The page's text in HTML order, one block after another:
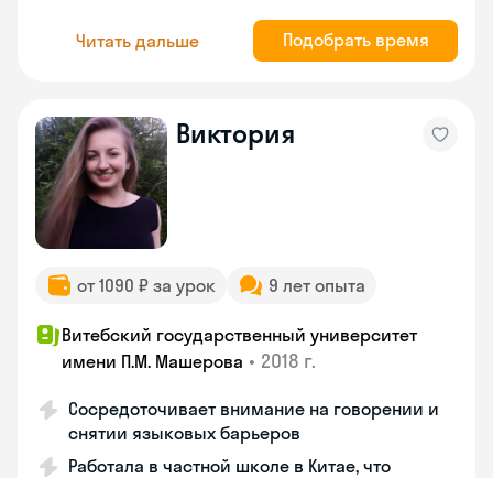
Читать дальше Подобрать время
Виктория
от 1090 ₽ за урок 9 лет опыта
Витебский государственный университет
имени П.М. Машерова • 2018 г.
Сосредоточивает внимание на говорении и
снятии языковых барьеров
Работала в частной школе в Китае, что